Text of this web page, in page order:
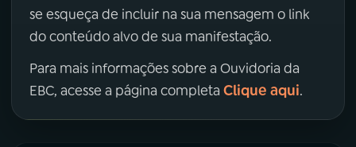
se esqueça de incluir na sua mensagem o link
do conteúdo alvo de sua manifestação.
Para mais informações sobre a Ouvidoria da
EBC, acesse a página completa Clique aqui.